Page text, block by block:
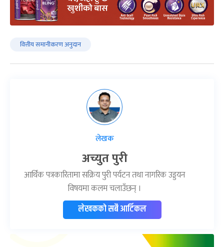
वित्तीय समानीकरण अनुदान
लेखक
अच्युत पुरी
आर्थिक पत्रकारितामा सक्रिय पुरी पर्यटन तथा नागरिक उड्डयन
विषयमा कलम चलाउँछन् ।
लेखकको सबै आर्टिकल